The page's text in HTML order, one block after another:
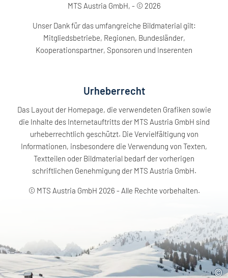
MTS Austria GmbH, - © 2026
Unser Dank für das umfangreiche Bildmaterial gilt:
Mitgliedsbetriebe, Regionen, Bundesländer,
Kooperationspartner, Sponsoren und Inserenten
Urheberrecht
Das Layout der Homepage, die verwendeten Grafiken sowie
die Inhalte des Internetauftritts der MTS Austria GmbH sind
urheberrechtlich geschützt. Die Vervielfältigung von
Informationen, insbesondere die Verwendung von Texten,
Textteilen oder Bildmaterial bedarf der vorherigen
schriftlichen Genehmigung der MTS Austria GmbH.
© MTS Austria GmbH 2026 - Alle Rechte vorbehalten.